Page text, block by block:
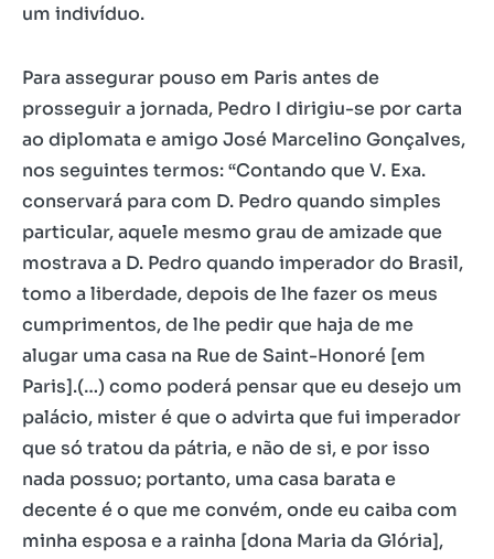
um indivíduo.
Para assegurar pouso em Paris antes de
prosseguir a jornada, Pedro I dirigiu-se por carta
ao diplomata e amigo José Marcelino Gonçalves,
nos seguintes termos: “Contando que V. Exa.
conservará para com D. Pedro quando simples
particular, aquele mesmo grau de amizade que
mostrava a D. Pedro quando imperador do Brasil,
tomo a liberdade, depois de lhe fazer os meus
cumprimentos, de lhe pedir que haja de me
alugar uma casa na Rue de Saint-Honoré [em
Paris].(…) como poderá pensar que eu desejo um
palácio, mister é que o advirta que fui imperador
que só tratou da pátria, e não de si, e por isso
nada possuo; portanto, uma casa barata e
decente é o que me convém, onde eu caiba com
minha esposa e a rainha [dona Maria da Glória],